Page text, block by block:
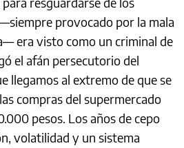
provocado por la mala
era visto como un criminal de
el afán persecutorio del
llegamos al extremo de que se
compras del supermercado
pesos. Los años de cepo
volatilidad y un sistema